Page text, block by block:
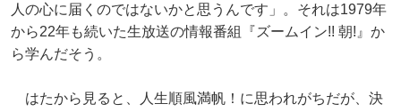
人の心に届くのではないかと思うんです」。それは1979年
から22年も続いた生放送の情報番組『ズームイン!! 朝!』か
ら学んだそう。
はたから見ると、人生順風満帆！に思われがちだが、決